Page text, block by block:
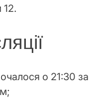
12.
о 21:30 за